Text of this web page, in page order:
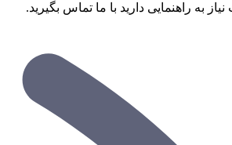
به راهنمایی دارید با ما تماس بگیرید.